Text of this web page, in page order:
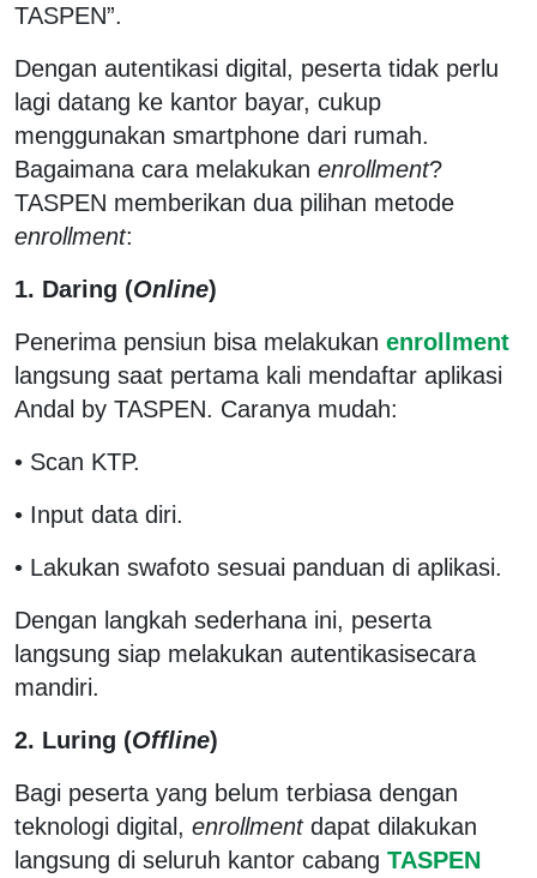
TASPEN”.
Dengan autentikasi digital, peserta tidak perlu
lagi datang ke kantor bayar, cukup
menggunakan smartphone dari rumah.
Bagaimana cara melakukan enrollment?
TASPEN memberikan dua pilihan metode
enrollment:
1. Daring (Online)
Penerima pensiun bisa melakukan enrollment
langsung saat pertama kali mendaftar aplikasi
Andal by TASPEN. Caranya mudah:
• Scan KTP.
• Input data diri.
• Lakukan swafoto sesuai panduan di aplikasi.
Dengan langkah sederhana ini, peserta
langsung siap melakukan autentikasisecara
mandiri.
2. Luring (Offline)
Bagi peserta yang belum terbiasa dengan
teknologi digital, enrollmentdapat dilakukan
langsung di seluruh kantor cabang TASPEN